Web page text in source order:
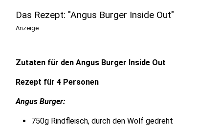
Das Rezept: "Angus Burger Inside Out"
Anzeige
Zutaten für den Angus Burger Inside Out
Rezept für 4 Personen
Angus Burger:
750g Rindfleisch, durch den Wolf gedreht